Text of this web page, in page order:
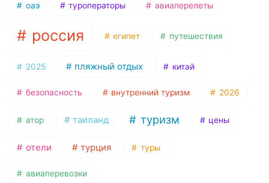
оаэ туроператоры авиаперелеты
россия египет путешествия
2025 пляжный отдых китай
безопасность внутренний туризм 2026
атор таиланд туризм цены
отели турция туры
авиаперевозки